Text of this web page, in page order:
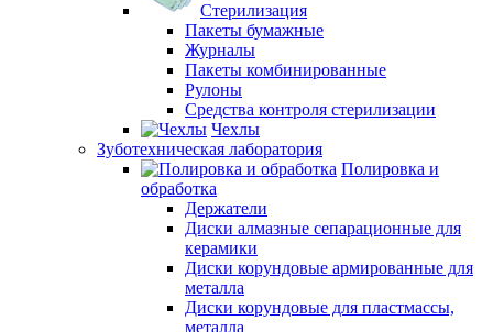
Стерилизация
Пакеты бумажные
Журналы
Пакеты комбинированные
Рулоны
Средства контроля стерилизации
Чехлы
Зуботехническая лаборатория
Полировка и
обработка
Держатели
Диски алмазные сепарационные для
керамики
Диски корундовые армированные для
металла
Диски корундовые для пластмассы,
металла